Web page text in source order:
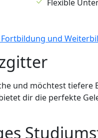
Flexible
Fortbildung und
und möchtest
dir die perfekte